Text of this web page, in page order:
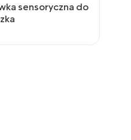
sensoryczna do